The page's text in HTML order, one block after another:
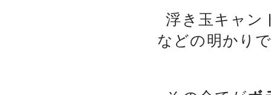
浮き玉キャン
などの明かり